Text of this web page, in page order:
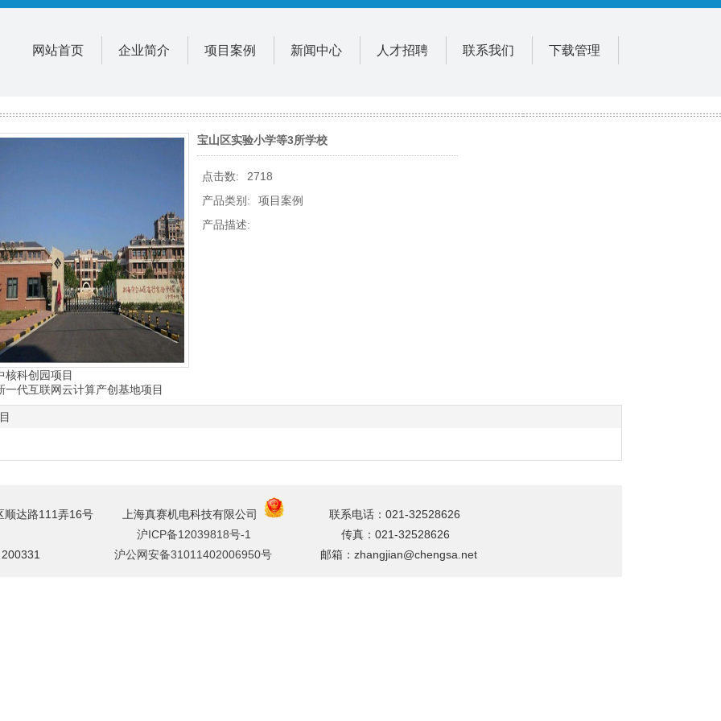
网站首页 企业简介 项目案例 新闻中心 人才招聘 联系我们 下载管理
宝山区实验小学等3所学校
点击数:
2718
产品类别:
项目案例
产品描述:
科创园项目
代互联网云计算产创基地项目
顺达路111弄16号 上海真赛机电科技有限公司
联系电话：021-32528626
沪ICP备12039818号-1
传真：021-32528626
200331
沪公网安备31011402006950号 邮箱：zhangjian@chengsa.net